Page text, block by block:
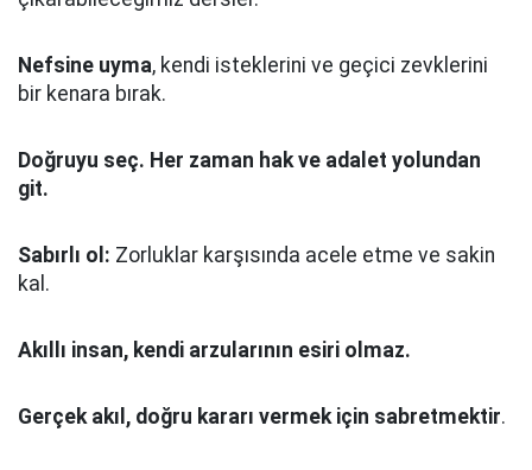
Nefsine uyma, kendi isteklerini ve geçici zevklerini
bir kenara bırak.
Doğruyu seç. Her zaman hak ve adalet yolundan
git.
Sabırlı ol: Zorluklar karşısında acele etme ve sakin
kal.
Akıllı insan, kendi arzularının esiri olmaz.
Gerçek akıl, doğru kararı vermek için sabretmektir.